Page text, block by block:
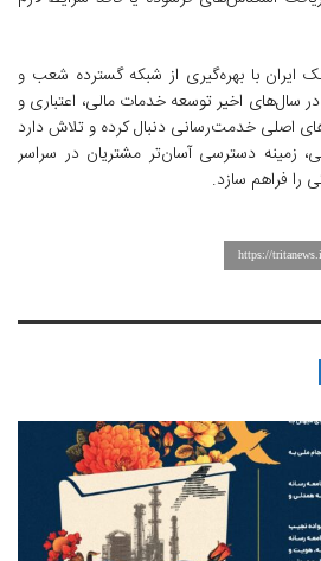
ایران با بهره‌گیری از شبکه گسترده شعب و
سال‌های اخیر توسعه خدمات مالی، اعتباری و
اصلی خدمت‌رسانی دنبال کرده و تلاش دارد
زمینه دسترسی آسان‌تر مشتریان در سراسر
فراهم سازد.
https://